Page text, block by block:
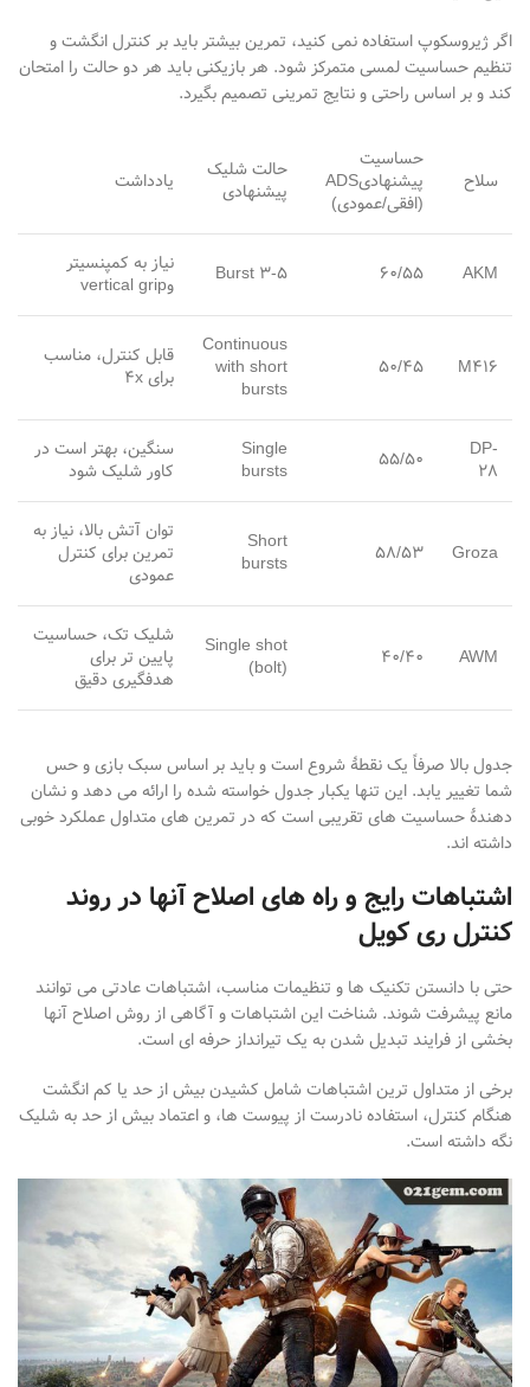
اگر ژیروسکوپ استفاده نمی کنید، تمرین بیشتر باید بر کنترل انگشت و
تنظیم حساسیت لمسی متمرکز شود. هر بازیکنی باید هر دو حالت را امتحان
کند و بر اساس راحتی و نتایج تمرینی تصمیم بگیرد.
سلاح
حساسیت
پیشنهادیADS
(افقی/عمودی)
حالت شلیک
پیشنهادی
یادداشت
AKM
60/55
Burst 3-5
نیاز به کمپنسیتر
وvertical grip
M416
50/45
Continuous
with short
bursts
قابل کنترل، مناسب
برای 4x
DP-
28
55/50
Single
bursts
سنگین، بهتر است در
کاور شلیک شود
Groza
58/53
Short
bursts
توان آتش بالا، نیاز به
تمرین برای کنترل
عمودی
AWM
40/40
Single shot
(bolt)
شلیک تک، حساسیت
پایین تر برای
هدفگیری دقیق
جدول بالا صرفاً یک نقطهٔ شروع است و باید بر اساس سبک بازی و حس
شما تغییر یابد. این تنها یکبار جدول خواسته شده را ارائه می دهد و نشان
دهندهٔ حساسیت های تقریبی است که در تمرین های متداول عملکرد خوبی
داشته اند.
اشتباهات رایج و راه های اصلاح آنها در روند
کنترل ری کویل
حتی با دانستن تکنیک ها و تنظیمات مناسب، اشتباهات عادتی می توانند
مانع پیشرفت شوند. شناخت این اشتباهات و آگاهی از روش اصلاح آنها
بخشی از فرایند تبدیل شدن به یک تیرانداز حرفه ای است.
برخی از متداول ترین اشتباهات شامل کشیدن بیش از حد یا کم انگشت
هنگام کنترل، استفاده نادرست از پیوست ها، و اعتماد بیش از حد به شلیک
نگه داشته است.